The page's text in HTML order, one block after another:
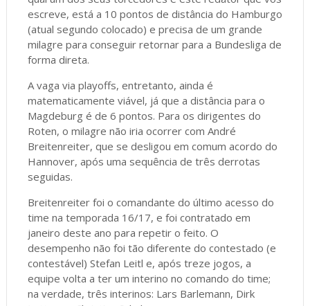
escreve, está a 10 pontos de distância do Hamburgo
(atual segundo colocado) e precisa de um grande
milagre para conseguir retornar para a Bundesliga de
forma direta.
A vaga via playoffs, entretanto, ainda é
matematicamente viável, já que a distância para o
Magdeburg é de 6 pontos. Para os dirigentes do
Roten, o milagre não iria ocorrer com André
Breitenreiter, que se desligou em comum acordo do
Hannover, após uma sequência de três derrotas
seguidas.
Breitenreiter foi o comandante do último acesso do
time na temporada 16/17, e foi contratado em
janeiro deste ano para repetir o feito. O
desempenho não foi tão diferente do contestado (e
contestável) Stefan Leitl e, após treze jogos, a
equipe volta a ter um interino no comando do time;
na verdade, três interinos: Lars Barlemann, Dirk